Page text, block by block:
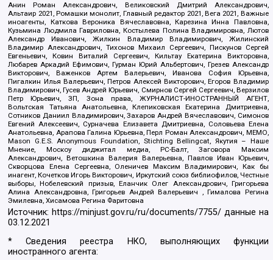
Анин Роман Александрович, Великовский Дмитрий Александрович,
Альтаир 2021, Ромашки монолит, Главный редактор 2021, Вега 2021, Важные
иноагенты, Каткова Вероника Вячеславовна, Карезина Инна Павловна,
Кузьмина Людмила Гавриловна, Костылева Полина Владимировна, Лютов
Александр Иванович, Жилкин Владимир Владимирович, Жилинский
Владимир Александрович, Тихонов Михаил Сергеевич, Пискунов Сергей
Евгеньевич, Ковин Виталий Сергеевич, Кильтау Екатерина Викторовна,
Любарев Аркадий Ефимович, Гурман Юрий Альбертович, Грезев Александр
Викторович, Важенков Артем Валерьевич, Иванова София Юрьевна,
Пигалкин Илья Валерьевич, Петров Алексей Викторович, Егоров Владимир
Владимирович, Гусев Андрей Юрьевич, Смирнов Сергей Сергеевич, Верзилов
Петр Юрьевич, ЗП, Зона права, ЖУРНАЛИСТ-ИНОСТРАННЫЙ АГЕНТ,
Вольтская Татьяна Анатольевна, Клепиковская Екатерина Дмитриевна,
Сотников Даниил Владимирович, Захаров Андрей Вячеславович, Симонов
Евгений Алексеевич, Сурначева Елизавета Дмитриевна, Соловьева Елена
Анатольевна, Арапова Галина Юрьевна, Перл Роман Александрович, МЕМО,
Mason G.E.S. Anonymous Foundation, Stichting Bellingcat, Якутия – Наше
Мнение, Москоу диджитал медиа, РС-Балт, Заговора Максим
Александрович, Ветошкина Валерия Валерьевна, Павлов Иван Юрьевич,
Скворцова Елена Сергеевна, Оленичев Максим Владимирович, Как бы
инагент, Кочетков Игорь Викторович, Иркутский союз библиофилов, Честные
выборы, Нобелевский призыв, Еланчик Олег Александрович, Григорьева
Алина Александровна, Григорьев Андрей Валерьевич , Гималова Регина
Эмилевна, Хисамова Регина Фаритовна
Источник: https://minjust.gov.ru/ru/documents/7755/ данные на
03.12.2021
* Сведения реестра НКО, выполняющих функции
иностранного агента: